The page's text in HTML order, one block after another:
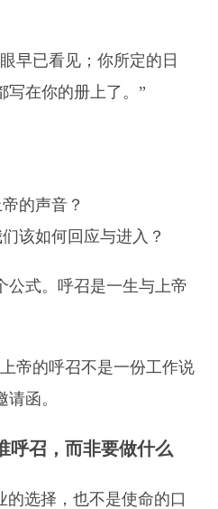
早已看见；你所定的日
写在你的册上了。”
的声音？
该如何回应与进入？
公式。呼召是一生与上帝
帝的呼召不是一份工作说
函。
呼召，而非要做什么
的选择，也不是使命的口